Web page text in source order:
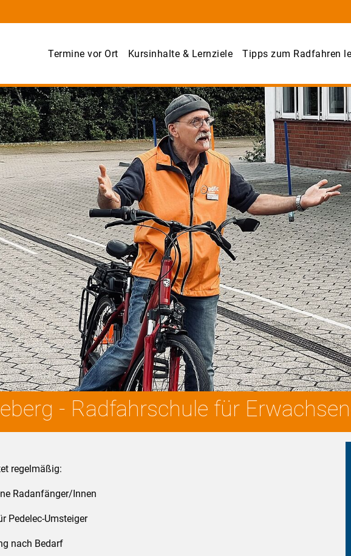
Termine vor Ort Kursinhalte & Lernziele Tipps zum Radfahren
- Radfahrschule für
regelmäßig:
Radanfänger/Innen
Pedelec-Umsteiger
nach Bedarf